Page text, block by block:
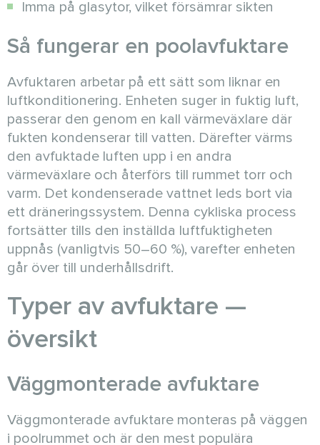
Imma på glasytor, vilket försämrar sikten
Så fungerar en poolavfuktare
Avfuktaren arbetar på ett sätt som liknar en
luftkonditionering. Enheten suger in fuktig luft,
passerar den genom en kall värmeväxlare där
fukten kondenserar till vatten. Därefter värms
den avfuktade luften upp i en andra
värmeväxlare och återförs till rummet torr och
varm. Det kondenserade vattnet leds bort via
ett dräneringssystem. Denna cykliska process
fortsätter tills den inställda luftfuktigheten
uppnås (vanligtvis 50–60 %), varefter enheten
går över till underhållsdrift.
Typer av avfuktare —
översikt
Väggmonterade avfuktare
Väggmonterade avfuktare monteras på väggen
i poolrummet och är den mest populära